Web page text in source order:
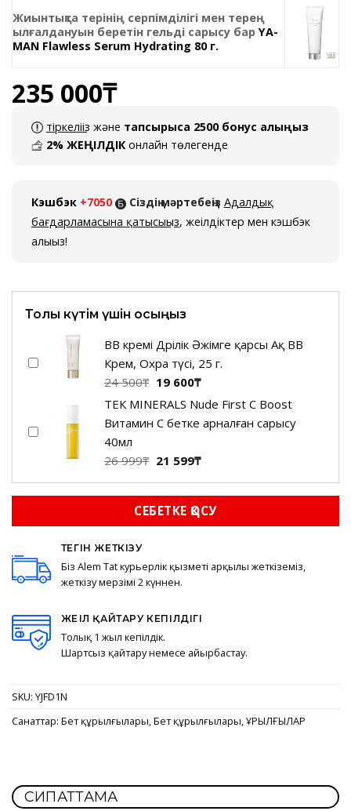
Жиынтықта терінің серпімділігі мен терең
ылғалдануын беретін гельді сарысу барYA-
MAN Flawless Serum Hydrating 80 г.
235 000₸
тіркеліңіз және тапсырысқа 2500 бонус алыңыз
2% ЖЕҢІЛДІКонлайн төлегенде
Кэшбэк +7050 Сіздің мәртебеңіз Адалдық
бағдарламасына қатысыңыз, жеңілдіктер мен кэшбэк
алыңыз!
Толық күтім үшін қосыңыз
BB кремі Дәрілік Әжімге қарсы Ақ ВВ
Крем, Охра түсі, 25 г.
24 500₸ Бастапқы
бағасы:
24
19 600₸Ағымдағы
баға:
19
ТЕК MINERALS Nude First C Boost
Витамин С бетке арналған сарысу
40мл
26 999₸ Бастапқы
26
999₸.
21 599₸Ағымдағы
21
599₸.
СЕБЕТКЕ ҚОСУ
ТЕГІН ЖЕТКІЗУ
Біз Alem Tat курьерлік қызметі арқылы жеткіземіз,
жеткізу мерзімі 2 күннен.
ЖЕҢІЛ ҚАЙТАРУ КЕПІЛДІГІ
Толық 1 жыл кепілдік.
Шартсыз қайтару немесе айырбастау.
SKU: YJFD1N
Санаттар: Бет құрылғылары Бет құрылғылары ҚҰРЫЛҒЫЛАР
СИПАТТАМА